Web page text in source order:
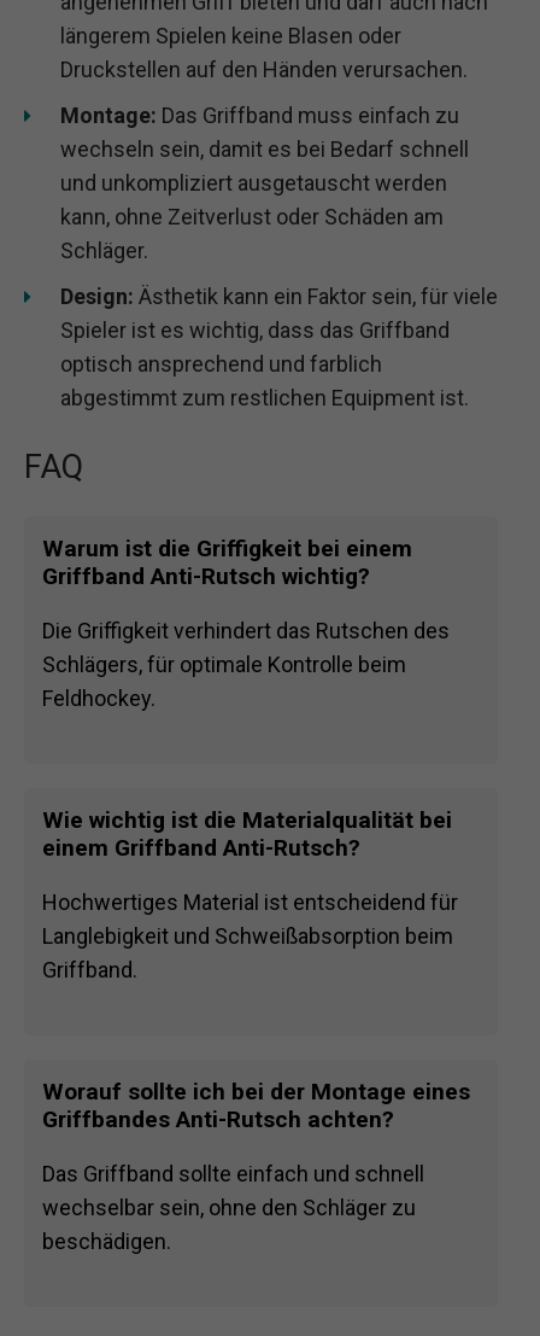
längerem Spielen keine Blasen oder
Druckstellen auf den Händen verursachen.
Montage: Das Griffband muss einfach zu
wechseln sein, damit es bei Bedarf schnell
und unkompliziert ausgetauscht werden
kann, ohne Zeitverlust oder Schäden am
Schläger.
Design: Ästhetik kann ein Faktor sein, für viele
Spieler ist es wichtig, dass das Griffband
optisch ansprechend und farblich
abgestimmt zum restlichen Equipment ist.
FAQ
Warum ist die Griffigkeit bei einem
Griffband Anti-Rutsch wichtig?
Die Griffigkeit verhindert das Rutschen des
Schlägers, für optimale Kontrolle beim
Feldhockey.
Wie wichtig ist die Materialqualität bei
einem Griffband Anti-Rutsch?
Hochwertiges Material ist entscheidend für
Langlebigkeit und Schweißabsorption beim
Griffband.
Worauf sollte ich bei der Montage eines
Griffbandes Anti-Rutsch achten?
Das Griffband sollte einfach und schnell
wechselbar sein, ohne den Schläger zu
beschädigen.